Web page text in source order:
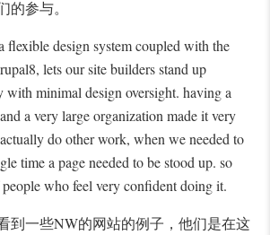
的参与。
flexible design system coupled with the
lets our site builders stand up
with minimal design oversight. having a
a very large organization made it very
do other work, when we needed to
time a page needed to be stood up. so
who feel very confident doing it.
到一些NW的网站的例子，他们是在这